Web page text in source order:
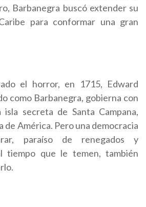
Barbanegra buscó extender su
para conformar una gran
el horror, en 1715, Edward
como Barbanegra, gobierna con
secreta de Santa Campana,
de América. Pero una democracia
paraíso de renegados y
tiempo que le temen, también